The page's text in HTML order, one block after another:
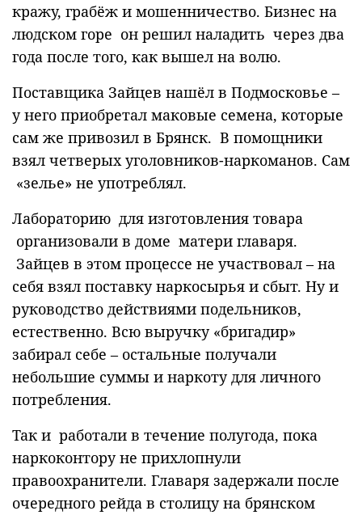
кражу, грабёж и мошенничество. Бизнес на
людском горе он решил наладить через два
года после того, как вышел на волю.
Поставщика Зайцев нашёл в Подмосковье –
у него приобретал маковые семена, которые
сам же привозил в Брянск. В помощники
взял четверых уголовников-наркоманов. Сам
«зелье» не употреблял.
Лабораторию для изготовления товара
организовали в доме матери главаря.
Зайцев в этом процессе не участвовал – на
себя взял поставку наркосырья и сбыт. Ну и
руководство действиями подельников,
естественно. Всю выручку «бригадир»
забирал себе – остальные получали
небольшие суммы и наркоту для личного
потребления.
Так и работали в течение полугода, пока
наркоконтору не прихлопнули
правоохранители. Главаря задержали после
очередного рейда в столицу на брянском